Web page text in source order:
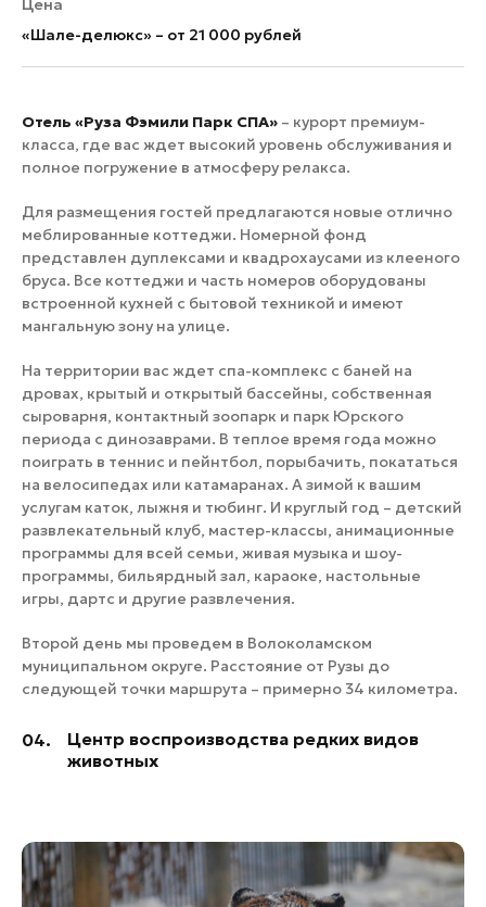
Цена
«Шале-делюкс» – от 21 000 рублей
Отель «Руза Фэмили Парк СПА» – курорт премиум-
класса, где вас ждет высокий уровень обслуживания и
полное погружение в атмосферу релакса.
Для размещения гостей предлагаются новые отлично
меблированные коттеджи. Номерной фонд
представлен дуплексами и квадрохаусами из клееного
бруса. Все коттеджи и часть номеров оборудованы
встроенной кухней с бытовой техникой и имеют
мангальную зону на улице.
На территории вас ждет спа-комплекс с баней на
дровах, крытый и открытый бассейны, собственная
сыроварня, контактный зоопарк и парк Юрского
периода с динозаврами. В теплое время года можно
поиграть в теннис и пейнтбол, порыбачить, покататься
на велосипедах или катамаранах. А зимой к вашим
услугам каток, лыжня и тюбинг. И круглый год – детский
развлекательный клуб, мастер-классы, анимационные
программы для всей семьи, живая музыка и шоу-
программы, бильярдный зал, караоке, настольные
игры, дартс и другие развлечения.
Второй день мы проведем в Волоколамском
муниципальном округе. Расстояние от Рузы до
следующей точки маршрута – примерно 34 километра.
04.
Центр воспроизводства редких видов
животных